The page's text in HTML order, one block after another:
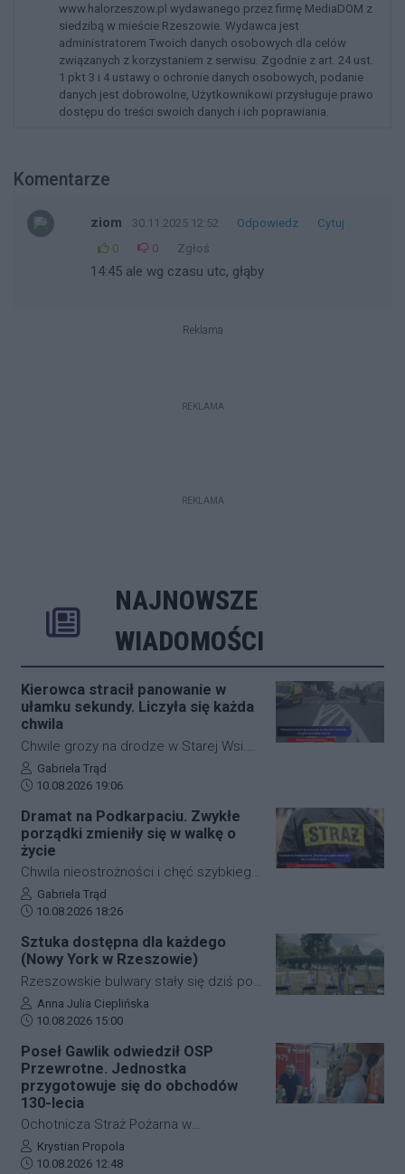
www.halorzeszow.pl wydawanego przez firmę MediaDOM z
siedzibą w mieście Rzeszowie. Wydawca jest
administratorem Twoich danych osobowych dla celów
związanych z korzystaniem z serwisu. Zgodnie z art. 24 ust.
1 pkt 3 i 4 ustawy o ochronie danych osobowych, podanie
danych jest dobrowolne, Użytkownikowi przysługuje prawo
dostępu do treści swoich danych i ich poprawiania.
Komentarze
ziom 30.11.2025 12:52 Odpowiedz
Cytuj
0
0 Zgłoś
14:45 ale wg czasu utc, głąby
Reklama
REKLAMA
REKLAMA
NAJNOWSZE
WIADOMOŚCI
Kierowca stracił panowanie w
ułamku sekundy. Liczyła się każda
chwila
Chwile grozy na drodze w Starej Wsi.
53-letni kierujący Skodą w trakcie
włączania się do ruchu nagle stracił
przytomność, a pozbawione kontroli
auto taranowało infrastrukturę
drogową. Mężczyzna miał ogromne
szczęście ponieważ tuż obok
znajdował się patrol policji.
Autor artykułu:
Gabriela Trąd
Data dodania artykułu:
10.08.2026 19:06
Dramat na Podkarpaciu. Zwykłe
porządki zmieniły się w walkę o
życie
Chwila nieostrożności i chęć szybkiego
uporządkowania posesji doprowadziły
do dramatycznych wydarzeń w
poniedziałkowe popołudnie w
miejscowości Machnówka doszło do
niebezpiecznego pożaru, w wyniku
którego ciężko ranny został 78-letni
mężczyzna. Senior z rozległymi
poparzeniami ciała trafił pod opiekę
lekarzy.
Autor artykułu:
Gabriela Trąd
Data dodania artykułu:
10.08.2026 18:26
Sztuka dostępna dla każdego
(Nowy York w Rzeszowie)
Rzeszowskie bulwary stały się dziś po
południu miejscem wyjątkowego
spotkania ze sztuką. Kasia Wilk, malarka
i fotografka, która większość swojego
życia spędziła w Nowym Yorku
zorganizowała własną inicjatywę
plenerową sesję malarską, na którą
zaprosiła mieszkańców Rzeszowa. Na
uczestników czekało 10
przygotowanych sztalug, farby,
Autor artykułu:
Anna Julia Cieplińska
Data dodania artykułu:
10.08.2026 15:00
Poseł Gawlik odwiedził OSP
Przewrotne. Jednostka
przygotowuje się do obchodów
130-lecia
Ochotnicza Straż Pożarna w
Przewrotnem przygotowuje się do
obchodów 130-lecia działalności. Z tej
Autor artykułu:
Krystian Propola
Data dodania artykułu:
10.08.2026 12:48